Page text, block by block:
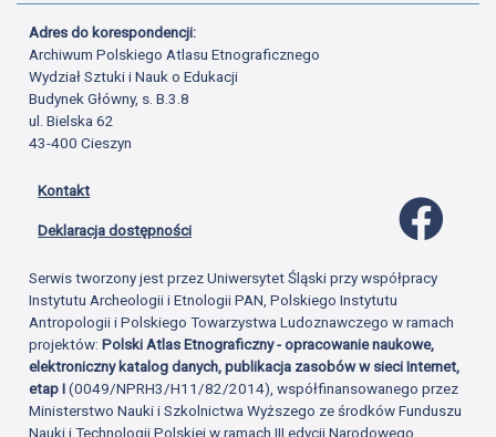
Adres do korespondencji:
Archiwum Polskiego Atlasu Etnograficznego
Wydział Sztuki i Nauk o Edukacji
Budynek Główny, s. B.3.8
ul. Bielska 62
43-400 Cieszyn
Kontakt
Deklaracja dostępności
Serwis tworzony jest przez Uniwersytet Śląski przy współpracy
Instytutu Archeologii i Etnologii PAN, Polskiego Instytutu
Antropologii i Polskiego Towarzystwa Ludoznawczego w ramach
projektów:Polski Atlas Etnograficzny - opracowanie naukowe,
elektroniczny katalog danych, publikacja zasobów w sieci Internet,
etap I(0049/NPRH3/H11/82/2014), współfinansowanego przez
Ministerstwo Nauki i Szkolnictwa Wyższego ze środków Funduszu
Nauki i Technologii Polskiej w ramach III edycji Narodowego